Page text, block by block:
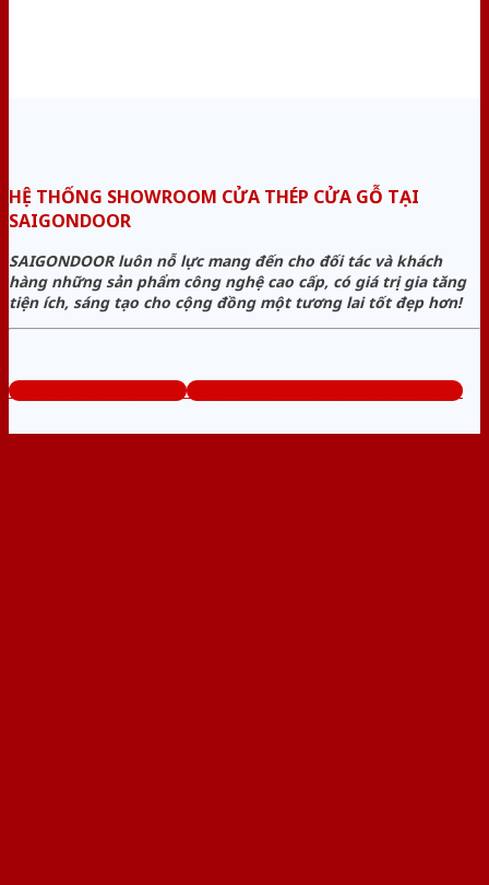
HỆ THỐNG SHOWROOM CỬA THÉP CỬA GỖ TẠI
SAIGONDOOR
SAIGONDOOR luôn nỗ lực mang đến cho đối tác và khách
hàng những sản phẩm công nghệ cao cấp, có giá trị gia tăng
tiện ích, sáng tạo cho cộng đồng một tương lai tốt đẹp hơn!
www.cuathepcuago.com Tổng đài tư vấn miễn phí: 0824.400.400